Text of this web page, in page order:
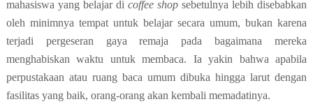
mahasiswa yang belajar di coffee shop sebetulnya lebih disebabkan
oleh minimnya tempat untuk belajar secara umum, bukan karena
terjadi pergeseran gaya remaja pada bagaimana mereka
menghabiskan waktu untuk membaca. Ia yakin bahwa apabila
perpustakaan atau ruang baca umum dibuka hingga larut dengan
fasilitas yang baik, orang-orang akan kembali memadatinya.